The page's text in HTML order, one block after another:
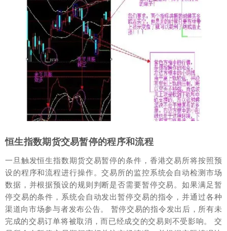
恒生指数期货交易暂停的程序和流程
一旦触发恒生指数期货交易暂停的条件，香港交易所将按照预
设的程序和流程进行操作。交易所的监控系统会自动检测市场
数据，并根据预设的规则判断是否需要暂停交易。如果满足暂
停交易的条件，系统会自动发出暂停交易的指令，并通过各种
渠道向市场参与者发布公告。 暂停交易的指令发出后，所有未
完成的交易订单将被取消，而已经成交的交易则不受影响。 交